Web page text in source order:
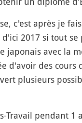
c'est après je
2017 si tout
japonais avec la
d'avoir des cours
plusieurs
Travail pendant 1